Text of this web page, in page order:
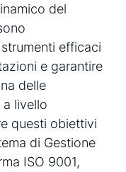
del
efficaci
e garantire
delle
livello
questi obiettivi
di Gestione
ISO 9001,